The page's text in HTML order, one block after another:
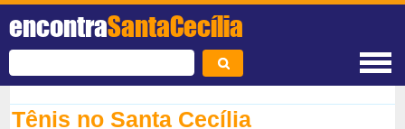
encontraSantaCecília
Tênis no Santa Cecília